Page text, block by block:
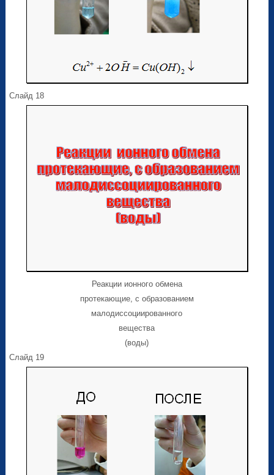
Слайд 18
Реакции ионного обмена
протекающие, с образованием
малодиссоциированного
вещества
(воды)
Слайд 19